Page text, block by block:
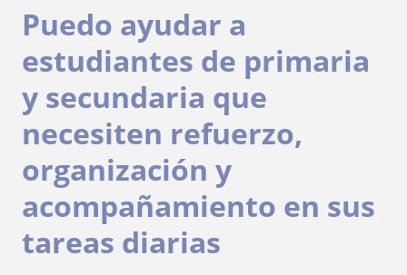
Puedo ayudar a
estudiantes de primaria
y secundaria que
necesiten refuerzo,
organización y
acompañamiento en sus
tareas diarias